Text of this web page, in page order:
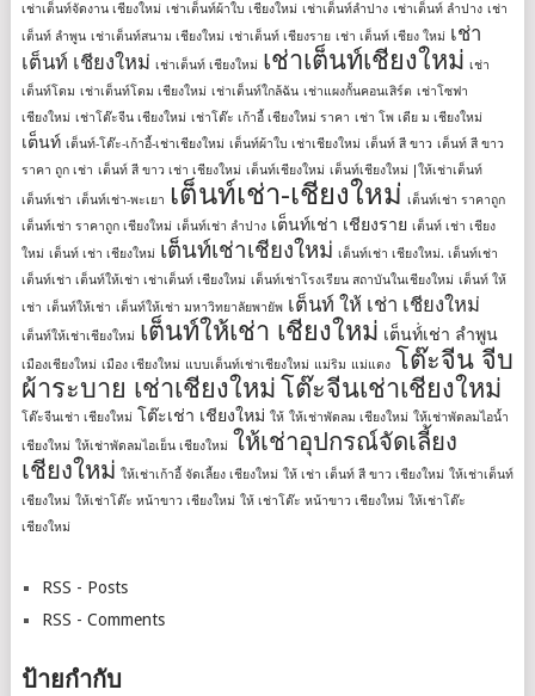
เช่าเต็นท์จัดงาน เชียงใหม่ เช่าเต็นท์ผ้าใบ เชียงใหม่ เช่าเต็นท์ลำปาง เช่าเต็นท์ ลําปาง เช่า
เต็นท์ ลําพูน เช่าเต็นท์สนาม เชียงใหม่ เช่าเต็นท์ เชียงราย เช่า เต็นท์ เชียง ใหม่ เช่า
เต็นท์ เชียงใหม่ เช่าเต็นท์ เชียงใหม่ เช่าเต็นท์เชียงใหม่ เช่า
เต็นท์โดม เช่าเต็นท์โดม เชียงใหม่ เช่าเต็นท์ใกล้ฉัน เช่าแผงกั้นคอนเสิร์ต เช่าโซฟา
เชียงใหม่ เช่าโต๊ะจีน เชียงใหม่ เช่าโต๊ะ เก้าอี้ เชียงใหม่ ราคา เช่า โพ เดีย ม เชียงใหม่
เต็นท์ เต็นท์-โต๊ะ-เก้าอี้-เช่าเชียงใหม่ เต็นท์ผ้าใบ เช่าเชียงใหม่ เต็นท์ สี ขาว เต็นท์ สี ขาว
ราคา ถูก เช่า เต็นท์ สี ขาว เช่า เชียงใหม่ เต็นท์เชียงใหม่ เต็นท์เชียงใหม่ |ให้เช่าเต็นท์
เต็นท์เช่า เต็นท์เช่า-พะเยา เต็นท์เช่า-เชียงใหม่ เต็นท์เช่า ราคาถูก
เต็นท์เช่า ราคาถูก เชียงใหม่ เต็นท์เช่า ลำปาง เต็นท์เช่า เชียงราย เต็นท์ เช่า เชียง
ใหม่ เต็นท์ เช่า เชียงใหม่ เต็นท์เช่าเชียงใหม่ เต็นท์เช่า เชียงใหม่. เต็นท์เช่า
เต็นท์เช่า เต็นท์ให้เช่า เช่าเต็นท์ เชียงใหม่ เต็นท์เช่าโรงเรียน สถาบันในเชียงใหม่ เต็นท์ ให้
เช่า เต็นท์ให้เช่า เต็นท์ให้เช่า มหาวิทยาลัยพายัพ เต็นท์ ให้ เช่า เชียงใหม่
เต็นท์ให้เช่าเชียงใหม่ เต็นท์ให้เช่า เชียงใหม่ เต็นท์่เช่า ลำพูน
เมืองเชียงใหม่ เมือง เชียงใหม่ แบบเต็นท์เช่าเชียงใหม่ แม่ริม แม่แตง โต๊ะจีน จีบ
ผ้าระบาย เช่าเชียงใหม่ โต๊ะจีนเช่าเชียงใหม่
โต๊ะจีนเช่า เชียงใหม่ โต๊ะเช่า เชียงใหม่ ให้ ให้เช่าพัดลม เชียงใหม่ ให้เช่าพัดลมไอน้ำ
เชียงใหม่ ให้เช่าพัดลมไอเย็น เชียงใหม่ ให้เช่าอุปกรณ์จัดเลี้ยง
เชียงใหม่ ให้เช่าเก้าอี้ จัดเลี้ยง เชียงใหม่ ให้ เช่า เต็นท์ สี ขาว เชียงใหม่ ให้เช่าเต็นท์
เชียงใหม่ ให้เช่าโต๊ะ หน้าขาว เชียงใหม่ ให้ เช่าโต๊ะ หน้าขาว เชียงใหม่ ให้เช่าโต๊ะ
เชียงใหม่
RSS - Posts
RSS - Comments
ป้ายกำกับ